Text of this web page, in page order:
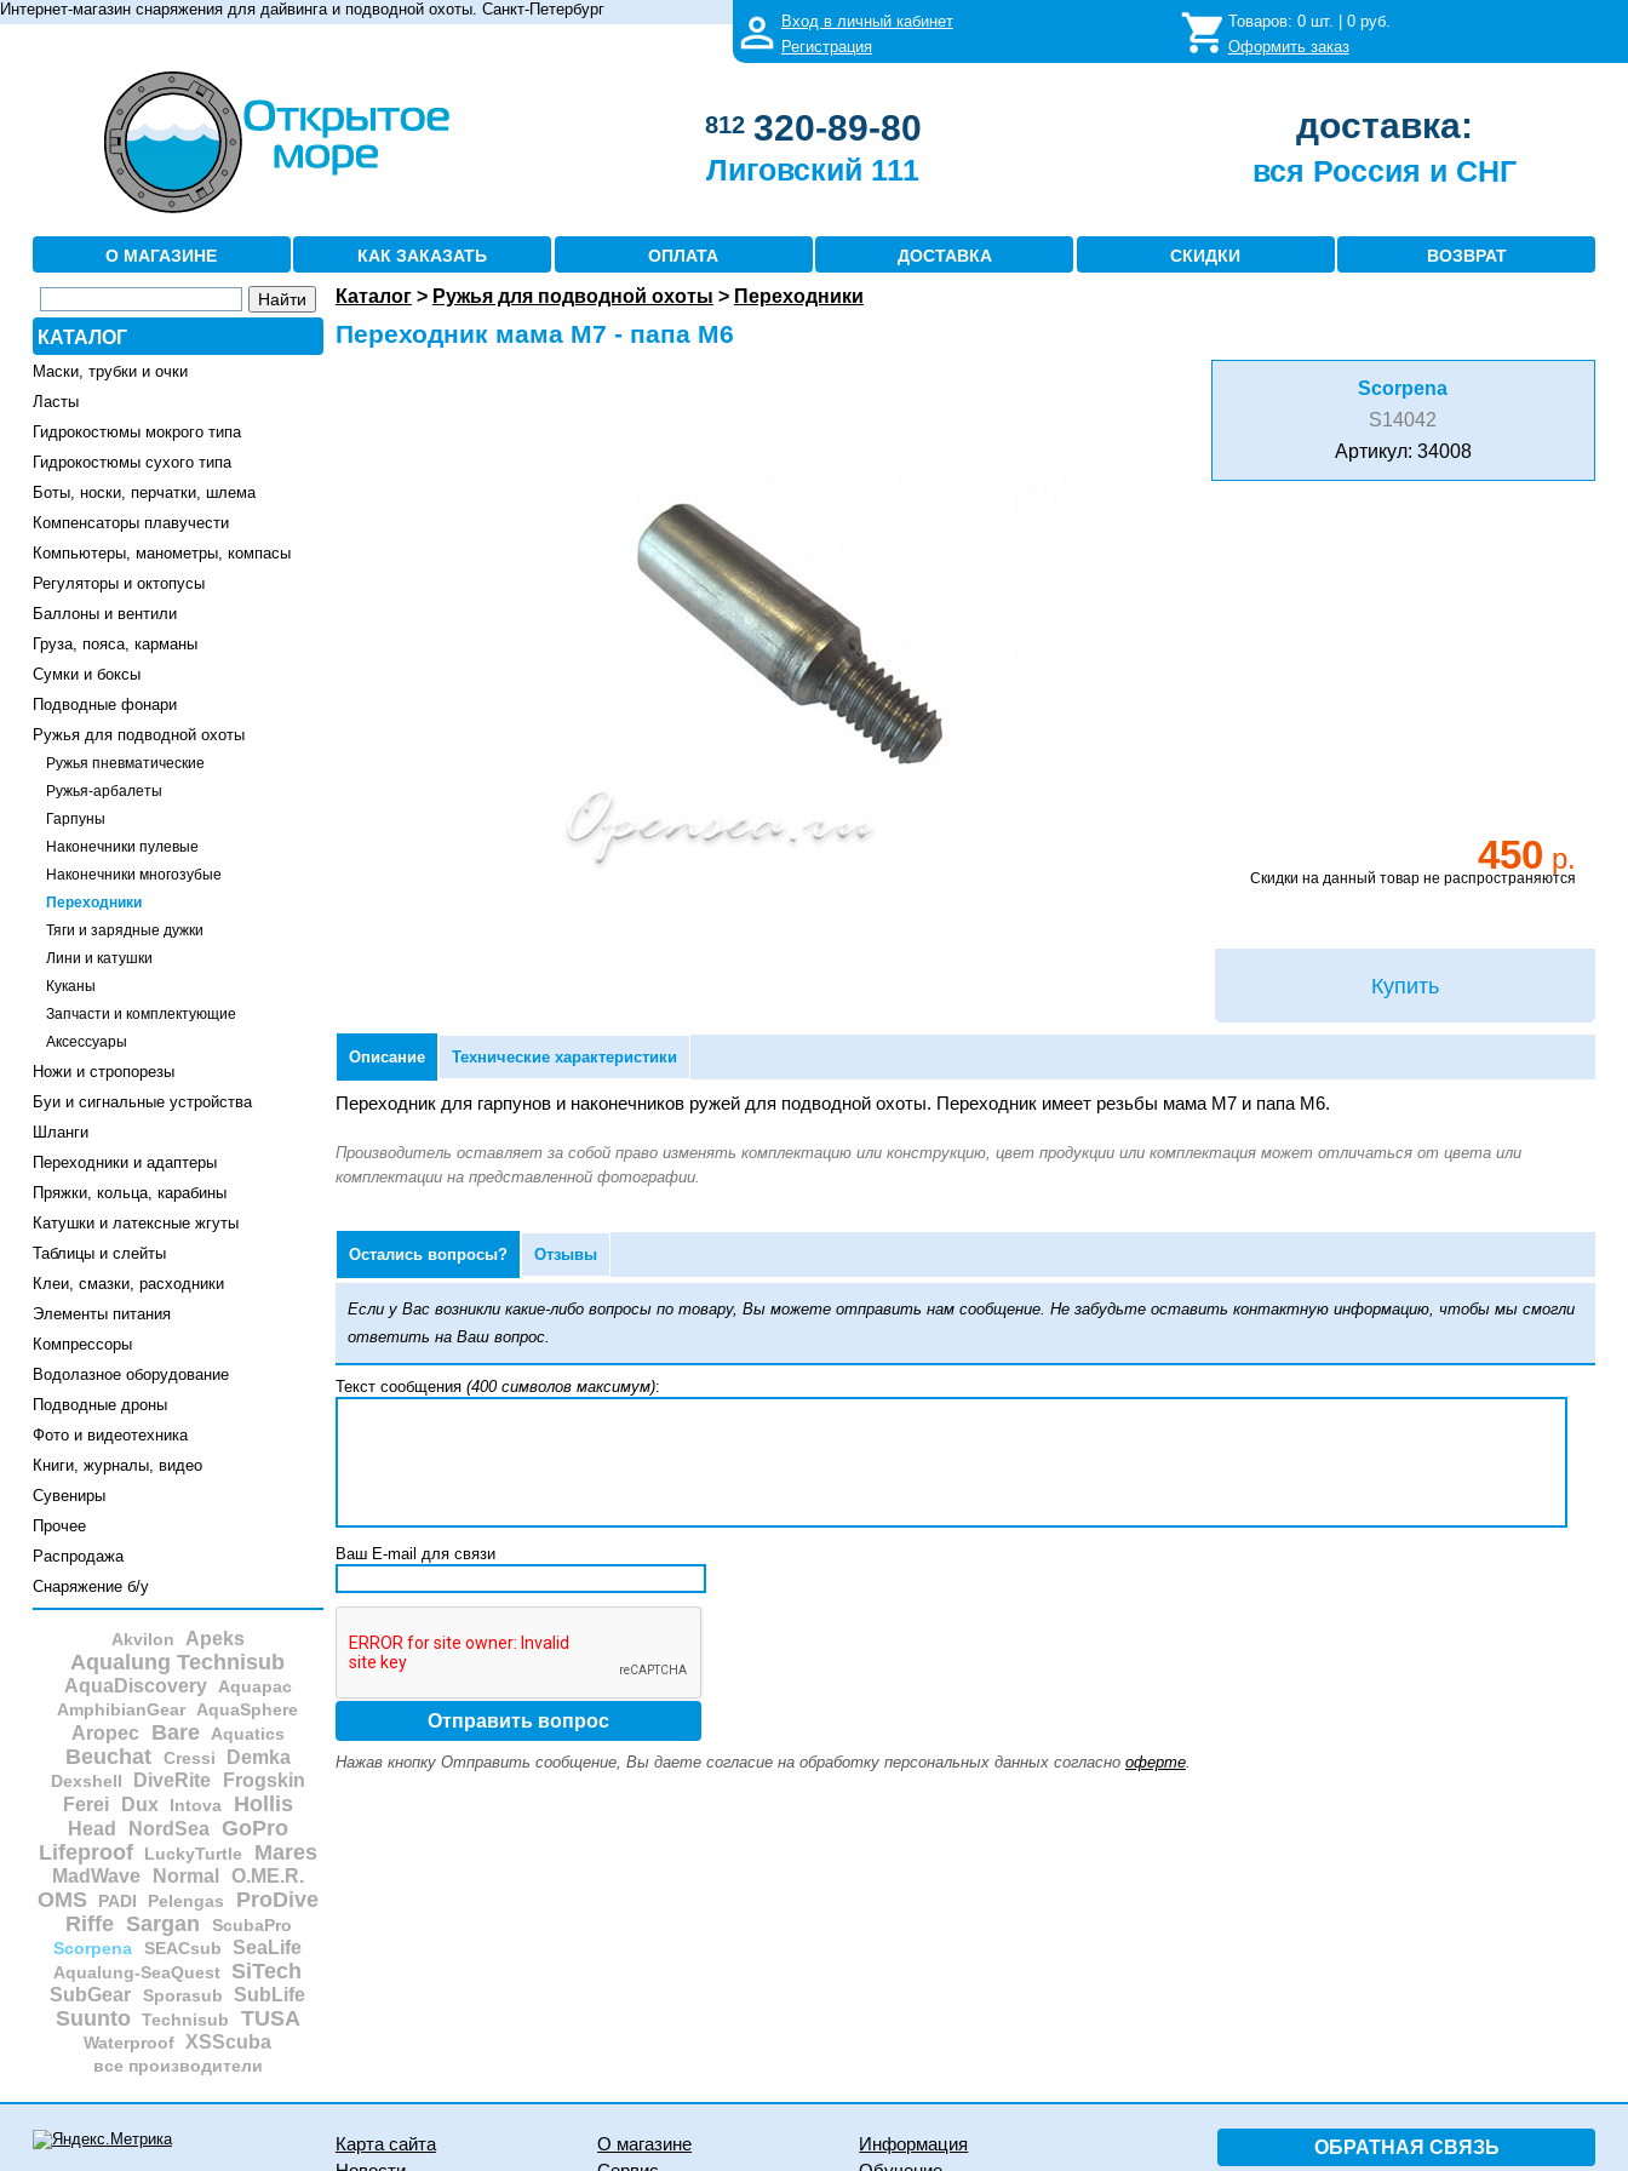
Интернет-магазин снаряжения для дайвинга и подводной охоты. Санкт-Петербург
Вход в личный кабинет
Регистрация
Товаров: 0шт. | 0руб.
Оформить заказ
812 320-89-80
Лиговский 111
доставка:
вся Россия и СНГ
О МАГАЗИНЕ КАК ЗАКАЗАТЬ ОПЛАТА ДОСТАВКА СКИДКИ ВОЗВРАТ
КАТАЛОГ
Маски, трубки и очки
Ласты
Гидрокостюмы мокрого типа
Гидрокостюмы сухого типа
Боты, носки, перчатки, шлема
Компенсаторы плавучести
Компьютеры, манометры, компасы
Регуляторы и октопусы
Баллоны и вентили
Груза, пояса, карманы
Сумки и боксы
Подводные фонари
Ружья для подводной охоты
Ружья пневматические
Ружья-арбалеты
Гарпуны
Наконечники пулевые
Наконечники многозубые
Переходники
Тяги и зарядные дужки
Лини и катушки
Куканы
Запчасти и комплектующие
Аксессуары
Ножи и стропорезы
Буи и сигнальные устройства
Шланги
Переходники и адаптеры
Пряжки, кольца, карабины
Катушки и латексные жгуты
Таблицы и слейты
Клеи, смазки, расходники
Элементы питания
Компрессоры
Водолазное оборудование
Подводные дроны
Фото и видеотехника
Книги, журналы, видео
Сувениры
Прочее
Распродажа
Снаряжение б/у
Akvilon Apeks
Aqualung Technisub
AquaDiscovery Aquapac
AmphibianGear AquaSphere
Aropec Bare Aquatics
Beuchat Cressi Demka
Dexshell DiveRite
Frogskin
Ferei
Dux Intova Hollis
Head NordSea
GoPro
Lifeproof
LuckyTurtle Mares
MadWave Normal O.ME.R.
OMS PADI Pelengas
ProDive
Riffe Sargan
ScubaPro
Scorpena
SEACsub SeaLife
Aqualung-SeaQuest SiTech
SubGear Sporasub SubLife
Suunto Technisub TUSA
Waterproof XSScuba
все производители
Каталог> Ружья для подводной охоты > Переходники
Переходник мама М7 - папа М6
Scorpena
S14042
Артикул: 34008
450 р.
Скидки на данный товар не распространяются
Купить
Описание Технические характеристики
Переходник для гарпунов и наконечников ружей для подводной охоты. Переходник имеет резьбы мама M7 и папа M6.
Остались вопросы? Отзывы
Если у Вас возникли какие-либо вопросы по товару, Вы можете отправить нам сообщение. Не забудьте оставить контактную информацию, чтобы мы смогли
ответить на Ваш вопрос.
Текст сообщения (400 символов максимум):
Ваш E-mail для связи
Нажав кнопку Отправить сообщение, Вы даете согласие на обработку персональных данных согласно оферте.
ОБРАТНАЯ СВЯЗЬ
Карта сайта О магазине
Информация